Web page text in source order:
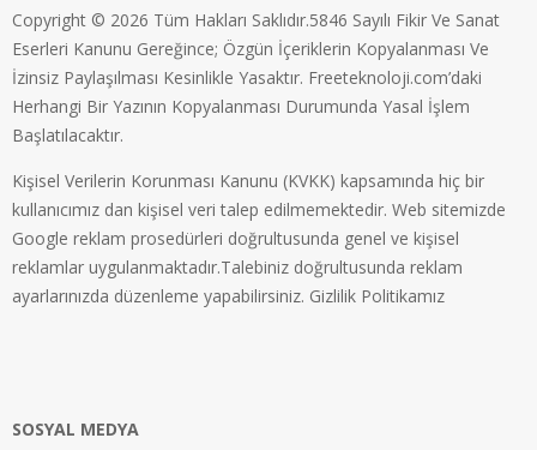
Copyright © 2026 Tüm Hakları Saklıdır.5846 Sayılı Fikir Ve Sanat
Eserleri Kanunu Gereğince; Özgün İçeriklerin Kopyalanması Ve
İzinsiz Paylaşılması Kesinlikle Yasaktır. Freeteknoloji.com’daki
Herhangi Bir Yazının Kopyalanması Durumunda Yasal İşlem
Başlatılacaktır.
Kişisel Verilerin Korunması Kanunu (KVKK) kapsamında hiç bir
kullanıcımız dan kişisel veri talep edilmemektedir. Web sitemizde
Google reklam prosedürleri doğrultusunda genel ve kişisel
reklamlar uygulanmaktadır.Talebiniz doğrultusunda reklam
ayarlarınızda düzenleme yapabilirsiniz. Gizlilik Politikamız
SOSYAL MEDYA